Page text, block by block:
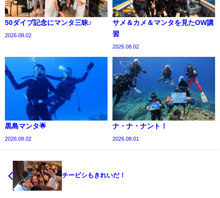
50ダイブ記念にマンタ三昧♪
2026.08.02
サメ＆カメ＆マンタを見たOW講
習
2026.08.02
黒島マンタ🌟
2026.08.02
ナ・ナ・ナント！
2026.08.01
チービシもきれいだ！